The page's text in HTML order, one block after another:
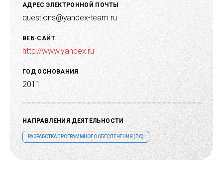
АДРЕС ЭЛЕКТРОННОЙ ПОЧТЫ
questions@yandex-team.ru
ВЕБ-САЙТ
http://www.yandex.ru
ГОД ОСНОВАНИЯ
2011
НАПРАВЛЕНИЯ ДЕЯТЕЛЬНОСТИ
РАЗРАБОТКА ПРОГРАММНОГО ОБЕСПЕЧЕНИЯ (ПО)